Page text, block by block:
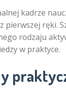
kadrze
pierwszej ręki.
rodzaju
w praktyce.